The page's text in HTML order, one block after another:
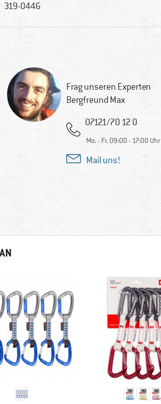
319-0446
Frag unseren Experten
Bergfreund Max
07121/70 12 0
Mo. - Fr. 09:00 - 17:00 Uhr
Mail uns!